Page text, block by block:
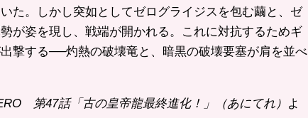
た。しかし突如としてゼログライジスを包む繭と、ゼ
が姿を現し、戦端が開かれる。これに対抗するためギ
撃する──灼熱の破壊竜と、暗黒の破壊要塞が肩を並べ
第47話「古の皇帝龍最終進化！」（あにてれ） よ